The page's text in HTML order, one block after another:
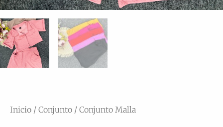
Inicio / Conjunto / Conjunto Malla